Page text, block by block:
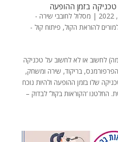
בזמן ההופעה
| מסלול לחובבי שירה -
להוראת הקול, פיתוח קול -
לחשוב או לא לחשוב על טכניקה
בריקוד, שירה ומשחק,
שלו בזמן ההופעה ולהיות נוכח
החלטנו ‘הקוראות בקול’ לבדוק –